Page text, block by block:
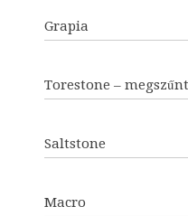
Grapia
Torestone – megszűnt
Saltstone
Macro